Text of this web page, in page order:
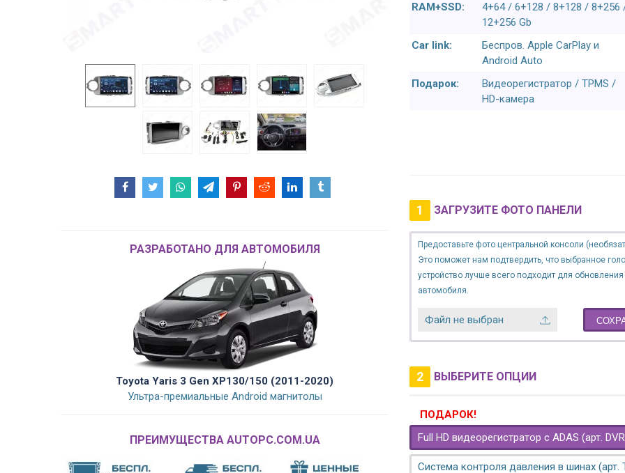
РАЗРАБОТАНО ДЛЯ АВТОМОБИЛЯ
Toyota Yaris 3 Gen XP130/150 (2011-2020)
Ультра-премиальные Android магнитолы
ПРЕИМУЩЕСТВА AUTOPC.COM.UA
RAM+SSD:
4+64 / 6+128 / 8+128 / 8+256
12+256 Gb
Car link:
Беспров. Apple CarPlay и
Android Auto
Подарок:
Видеорегистратор / TPMS /
HD-камера
1 ЗАГРУЗИТЕ ФОТО ПАНЕЛИ
Предоставьте фото центральной консоли
Это поможет нам подтвердить, что выбранное
устройство лучше всего подходит для
автомобиля.
Файл не выбран
2 ВЫБЕРИТЕ ОПЦИИ
ПОДАРОК!
Full HD видеорегистратор с ADAS (арт.
Система контроля давления в шинах (арт.